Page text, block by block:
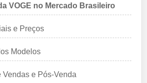
VOGE no Mercado Brasileiro
e Preços
Modelos
Vendas e Pós-Venda